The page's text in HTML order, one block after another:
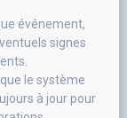
événement,
signes
le système
à jour pour